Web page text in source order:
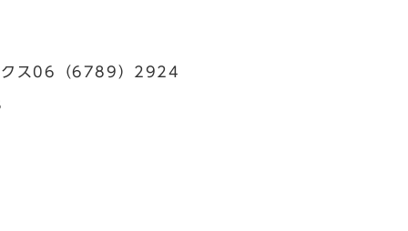
クス06（6789）2924